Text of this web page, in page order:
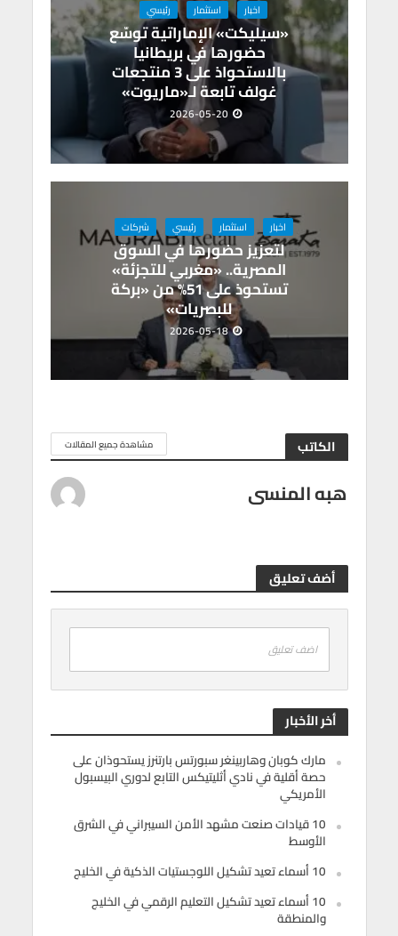
اخبار استثمار رئيسي
«سيليكت» الإماراتية توسّع
حضورها في بريطانيا
بالاستحواذ على 3 منتجعات
غولف تابعة لـ«ماريوت»
2026-05-20
اخبار استثمار رئيسي شركات
لتعزيز حضورها في السوق
المصرية.. «مغربي للتجزئة»
تستحوذ على 51% من «بركة
للبصريات»
2026-05-18
الكاتب مشاهدة جميع المقالات
هبه المنسى
أضف تعليق
اضف تعليق
أخر الأخبار
مارك كوبان وهاربينغر سبورتس بارتنرز يستحوذان على
حصة أقلية في نادي أثليتيكس التابع لدوري البيسبول
الأمريكي
10 قيادات صنعت مشهد الأمن السيبراني في الشرق
الأوسط
10 أسماء تعيد تشكيل اللوجستيات الذكية في الخليج
10 أسماء تعيد تشكيل التعليم الرقمي في الخليج
والمنطقة